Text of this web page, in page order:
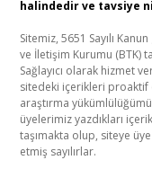
halindedir ve tavsiye
Sitemiz, 5651 Sayılı
ve İletişim Kurumu (BTK)
Sağlayıcı olarak hizmet
sitedeki içerikleri proaktif
araştırma
üyelerimiz yazdıkları
taşımakta olup, siteye
etmiş sayılırlar.